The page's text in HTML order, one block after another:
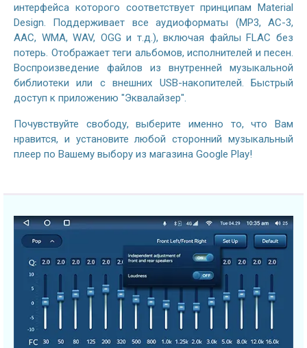
интерфейса которого соответствует принципам Material
Design. Поддерживает все аудиоформаты (MP3, AC-3,
AAC, WMA, WAV, OGG и т.д.), включая файлы FLAC без
потерь. Отображает теги альбомов, исполнителей и песен.
Воспроизведение файлов из внутренней музыкальной
библиотеки или с внешних USB-накопителей. Быстрый
доступ к приложению "Эквалайзер".
Почувствуйте свободу, выберите именно то, что Вам
нравится, и установите любой сторонний музыкальный
плеер по Вашему выбору из магазина Google Play!